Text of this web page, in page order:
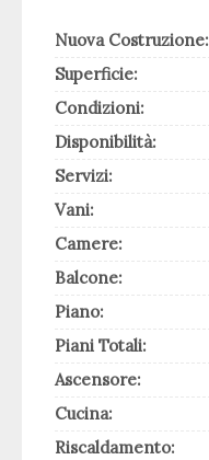
Nuova Costruzione:
Superficie:
Condizioni:
Disponibilità:
Servizi:
Vani:
Camere:
Balcone:
Piano:
Piani Totali:
Ascensore:
Cucina:
Riscaldamento: